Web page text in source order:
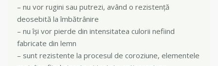
– nu vor rugini sau putrezi, având o rezistență
deosebită la îmbătrânire
– nu își vor pierde din intensitatea culorii nefiind
fabricate din lemn
– sunt rezistente la procesul de coroziune, elementele